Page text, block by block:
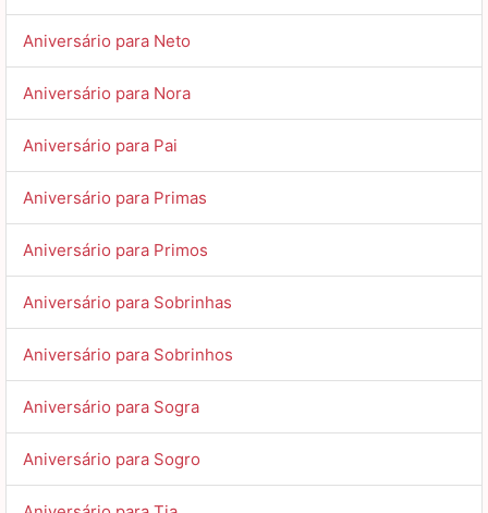
Aniversário para Neto
Aniversário para Nora
Aniversário para Pai
Aniversário para Primas
Aniversário para Primos
Aniversário para Sobrinhas
Aniversário para Sobrinhos
Aniversário para Sogra
Aniversário para Sogro